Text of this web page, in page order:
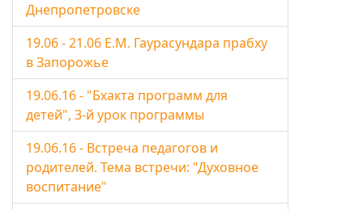
Днепропетровске
19.06 - 21.06 Е.М. Гаурасундара прабху
в Запорожье
19.06.16 - "Бхакта программ для
детей", 3-й урок программы
19.06.16 - Встреча педагогов и
родителей. Тема встречи: "Духовное
воспитание"